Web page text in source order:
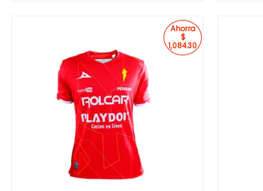
Ahorra
$
1,084.30